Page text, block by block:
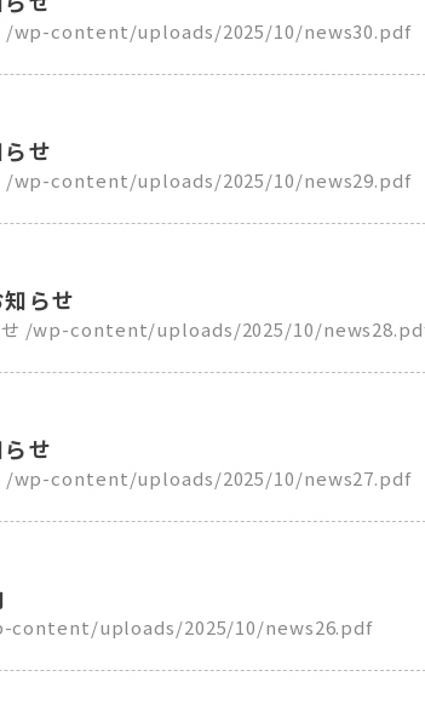
豊橋営業所開設のお知らせ /wp-content/uploads/2025/10/news30.pdf
せ
広島営業所開設のお知らせ /wp-content/uploads/2025/10/news29.pdf
らせ
せ /wp-content/uploads/2025/10/
せ
/wp-content/uploads/2025/10/news27.pdf
始休業のご案内 /wp-content/uploads/2025/10/news26.pdf